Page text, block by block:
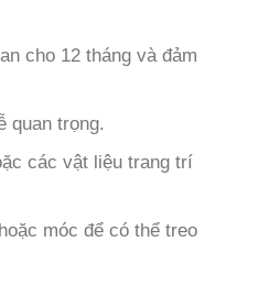
cho 12 tháng và đảm
quan trọng.
các vật liệu trang trí
móc để có thể treo